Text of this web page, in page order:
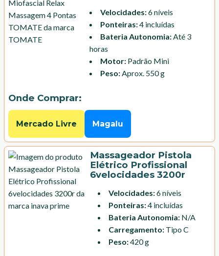
Velocidades:6 níveis
Ponteiras:4 incluídas
Bateria Autonomia: Até 3
horas
Motor: Padrão Mini
Peso: Aprox. 550 g
Onde Comprar:
Mercado Livre Magalu
Massageador Pistola
Elétrico Profissional
6velocidades 3200r
Velocidades:6 níveis
Ponteiras:4 incluídas
Bateria Autonomia: N/A
Carregamento: Tipo C
Peso:420 g